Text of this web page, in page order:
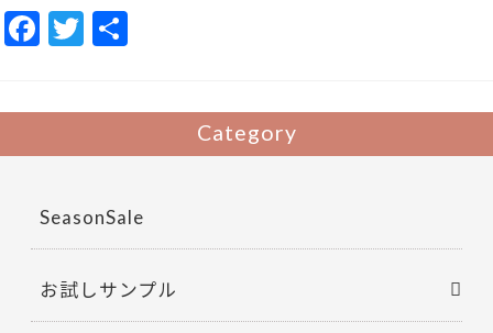
F
ac
e
o
o
k
T
w
itt
Category
SeasonSale
お試しサンプル